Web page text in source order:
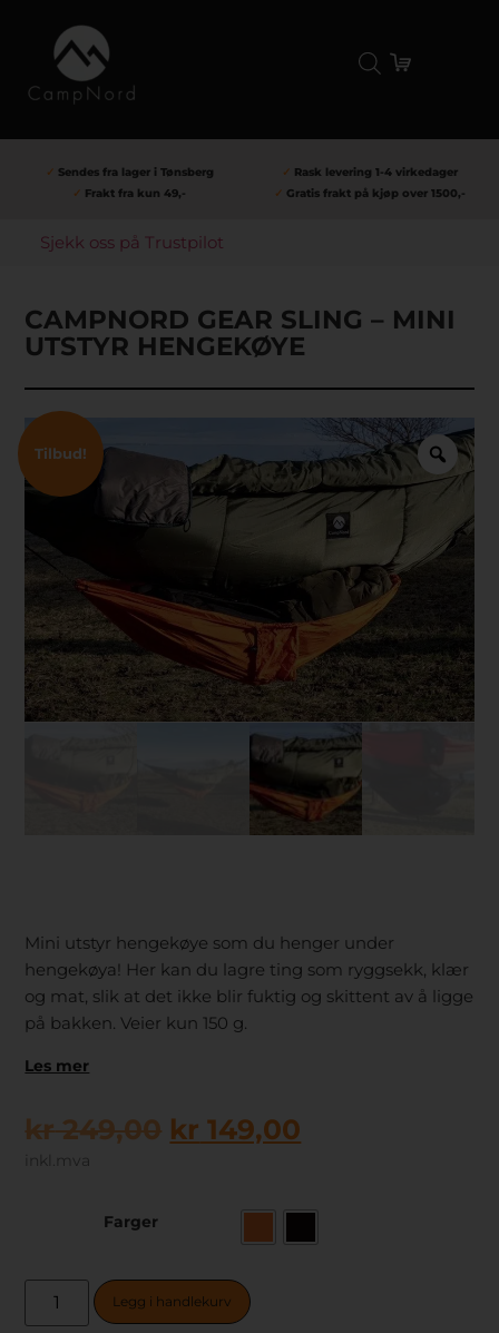
✓ Sendes fra lager i Tønsberg ✓ Rask levering 1-4 virkedager
✓ Frakt fra kun 49,- ✓ Gratis frakt på kjøp over 1500,-
Sjekk oss på Trustpilot
CAMPNORD GEAR SLING – MINI
UTSTYR HENGEKØYE
Tilbud!
Mini utstyr hengekøye som du henger under
hengekøya! Her kan du lagre ting som ryggsekk, klær
og mat, slik at det ikke blir fuktig og skittent av å ligge
på bakken. Veier kun 150 g.
Les mer
kr249,00 kr 149,00
inkl.mva
Farger
Legg i handlekurv